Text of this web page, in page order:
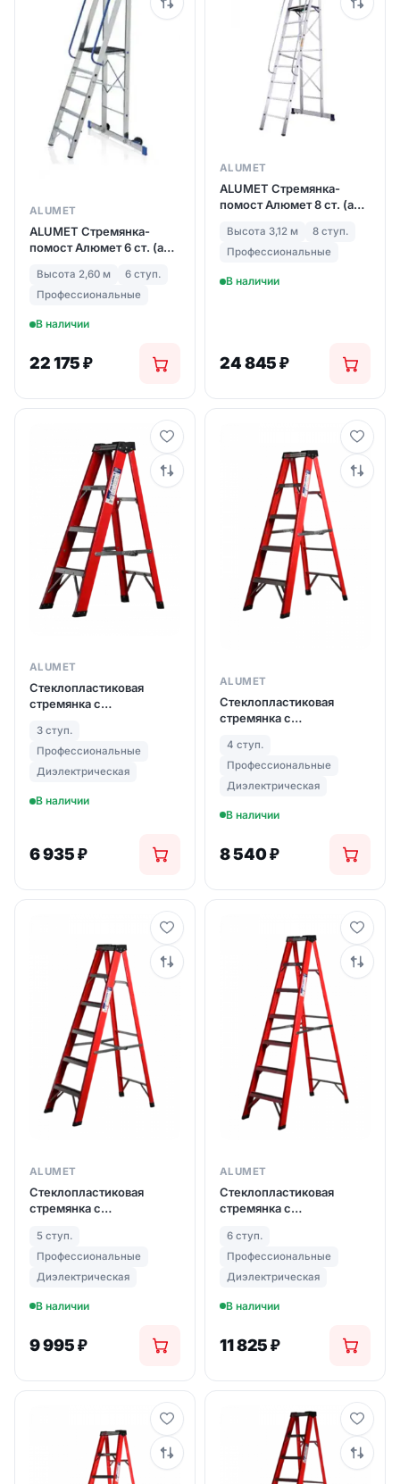
ALUMET
ALUMET Стремянка-
помост Алюмет 6 ст. (арт.
Высота 2,60 м
6 ступ.
Профессиональные
В наличии
22 175₽
ALUMET
ALUMET Стремянка-
помост Алюмет 8 ст. (арт.
Высота 3,12 м
8 ступ.
Профессиональные
В наличии
24 845₽
ALUMET
Стеклопластиковая
стремянка с
SF 3 ступ. (арт. 1003)
3 ступ.
Профессиональные
Диэлектрическая
В наличии
6 935₽
ALUMET
Стеклопластиковая
стремянка с
SF 4 ступ. (арт. 1004)
4 ступ.
Профессиональные
Диэлектрическая
В наличии
8 540₽
ALUMET
Стеклопластиковая
стремянка с
SF 5 ступ. (арт. 1005)
5 ступ.
Профессиональные
Диэлектрическая
В наличии
9 995₽
ALUMET
Стеклопластиковая
стремянка с
SF 6 ступ. (арт. 1006)
6 ступ.
Профессиональные
Диэлектрическая
В наличии
11 825₽